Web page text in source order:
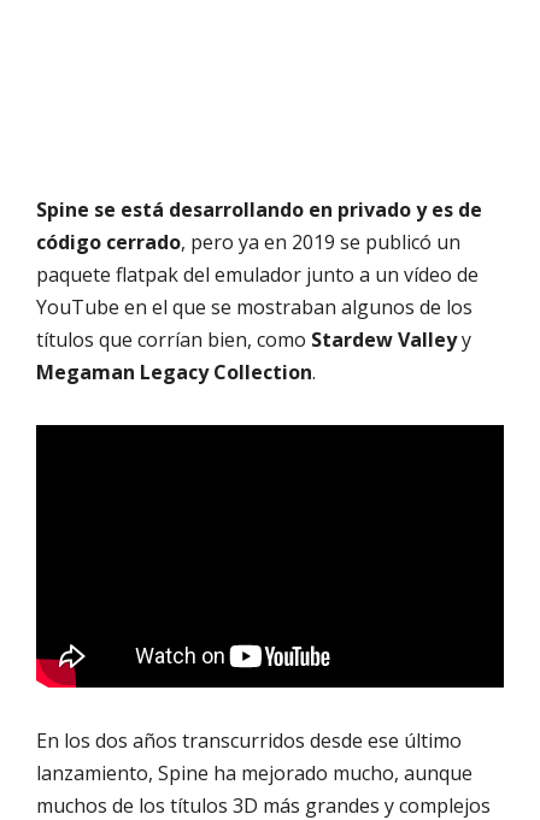
Spine se está desarrollando en privado y es de
código cerrado, pero ya en 2019 se publicó un
paquete flatpak del emulador junto a un vídeo de
YouTube en el que se mostraban algunos de los
títulos que corrían bien, como Stardew Valleyy
Megaman Legacy Collection.
En los dos años transcurridos desde ese último
lanzamiento, Spine ha mejorado mucho, aunque
muchos de los títulos 3D más grandes y complejos